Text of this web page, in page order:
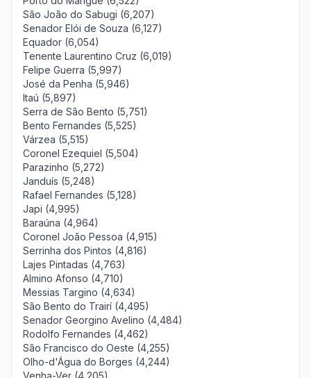
São João do Sabugi (6,207)
Senador Elói de Souza (6,127)
Equador (6,054)
Tenente Laurentino Cruz (6,019)
Felipe Guerra (5,997)
José da Penha (5,946)
Itaú (5,897)
Serra de São Bento (5,751)
Bento Fernandes (5,525)
Várzea (5,515)
Coronel Ezequiel (5,504)
Parazinho (5,272)
Janduís (5,248)
Rafael Fernandes (5,128)
Japi (4,995)
Baraúna (4,964)
Coronel João Pessoa (4,915)
Serrinha dos Pintos (4,816)
Lajes Pintadas (4,763)
Almino Afonso (4,710)
Messias Targino (4,634)
São Bento do Trairí (4,495)
Senador Georgino Avelino (4,484)
Rodolfo Fernandes (4,462)
São Francisco do Oeste (4,255)
Olho-d'Água do Borges (4,244)
Venha-Ver (4,205)